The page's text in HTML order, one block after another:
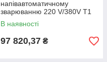
напівавтоматичному
зварюванню 220 V/380V T1
GYS AUTO DV
В наявності
97 820,37 ₴